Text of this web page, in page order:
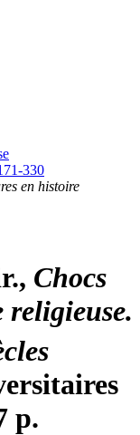
330
en histoire
Chocs
religieuse.
p.